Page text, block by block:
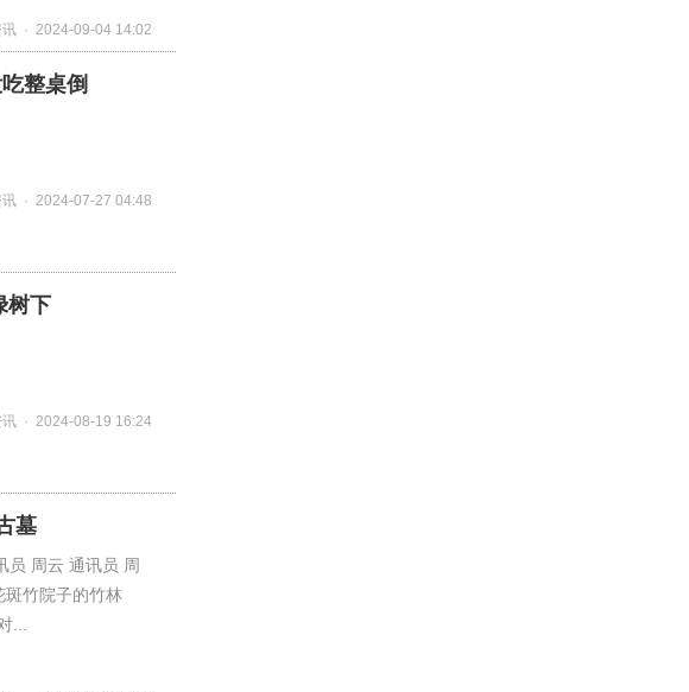
讯 · 2024-09-04 14:02
整桌倒
讯 · 2024-07-27 04:48
树下
讯 · 2024-08-19 16:24
墓
员 周云 通讯员 周
斑竹院子的竹林
...